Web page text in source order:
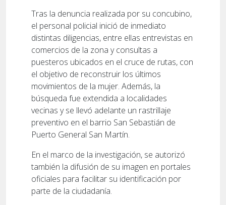
Tras la denuncia realizada por su concubino,
el personal policial inició de inmediato
distintas diligencias, entre ellas entrevistas en
comercios de la zona y consultas a
puesteros ubicados en el cruce de rutas, con
el objetivo de reconstruir los últimos
movimientos de la mujer. Además, la
búsqueda fue extendida a localidades
vecinas y se llevó adelante un rastrillaje
preventivo en el barrio San Sebastián de
Puerto General San Martín.
En el marco de la investigación, se autorizó
también la difusión de su imagen en portales
oficiales para facilitar su identificación por
parte de la ciudadanía.